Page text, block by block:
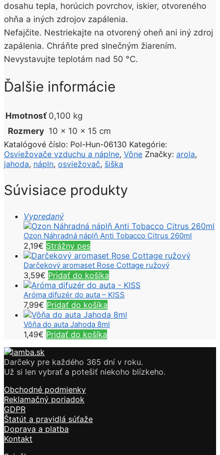
dosahu tepla, horúcich povrchov, iskier, otvoreného
ohňa a iných zdrojov zapálenia.
Nefajčite. Nestriekajte na otvorený oheň ani iný zdroj
zapálenia. Chráňte pred slnečným žiarením.
Nevystavujte teplotám nad 50 °C.
Ďalšie informácie
Hmotnosť 0,100 kg
Rozmery 10 × 10 × 15 cm
Katalógové číslo: Pol-Hun-06130 Kategórie:
Osviežovače vzduchu a náplne, Vône Značky: arola,
jahoda, nápln, osviežovač, šiška
Súvisiace produkty
Vypredaný
Ozon Náhradná náplň Anti Tobacco Citrus 260ml
2,19€ Strážny pes
Darčekový aromaset Rose Cottage ružový
3,59€ Pridať do košíka
Aróma difuzér do auta – KISS
7,99€ Pridať do košíka
Vôňa do auta Jahoda 8ml
1,49€ Pridať do košíka
Darčeky pre každého 365 dní v roku.
Už si len vybrať a potešiť niekoho blízkeho.
Obchodné podmienky
Reklamačný poriadok
GDPR
Štatút a pravidlá súťaže
Doprava a platba
Kontakt